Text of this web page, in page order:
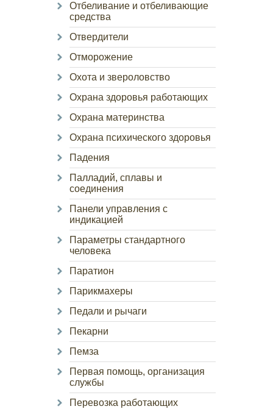
Отбеливание и отбеливающие
средства
Отвердители
Отморожение
Охота и звероловство
Охрана здоровья работающих
Охрана материнства
Охрана психического здоровья
Падения
Палладий, сплавы и
соединения
Панели управления с
индикацией
Параметры стандартного
человека
Паратион
Парикмахеры
Педали и рычаги
Пекарни
Пемза
Первая помощь, организация
службы
Перевозка работающих